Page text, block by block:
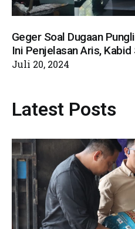
Geger Soal Dugaan
Ini Penjelasan Aris,
Juli 20, 2024
Latest Posts